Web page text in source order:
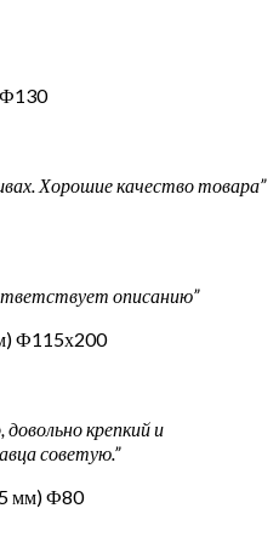
Ф130
Хорошие качество товара”
описанию”
Ф115х200
крепкий и
советую.”
мм) Ф80